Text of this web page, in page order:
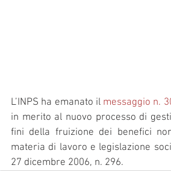
L’INPS ha emanato il messaggio n.
in merito al nuovo processo di
fini della fruizione dei benefici
materia di lavoro e legislazione
27 dicembre 2006, n. 296.